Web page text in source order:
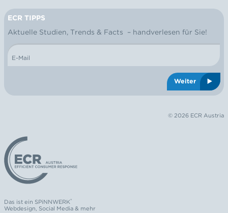
NEWSLETTER
ECR TIPPS
Aktuelle Studien, Trends & Facts – handverlesen für Sie!
E-Mail
Weiter
© 2026 ECR Austria
Logo: ECR Austria
Das ist ein SPiNNWERK®
Webdesign, Social Media& mehr